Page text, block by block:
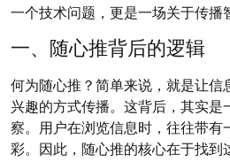
一个技术问题，更是一场关于传播
一、随心推背后的逻辑
何为随心推？简单来说，就是让信
兴趣的方式传播。这背后，其实是
察。用户在浏览信息时，往往带有
彩。因此，随心推的核心在于找到